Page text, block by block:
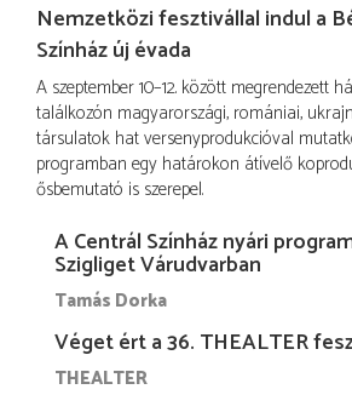
Nemzetközi fesztivállal indul a
Színház új évada
A szeptember 10–12. között megrendezett
találkozón magyarországi, romániai,
társulatok hat versenyprodukcióval
programban egy határokon átívelő
ősbemutató is szerepel.
A Centrál Színház nyári
Szigliget Várudvarban
Tamás Dorka
Véget ért a 36. THEALTER
THEALTER